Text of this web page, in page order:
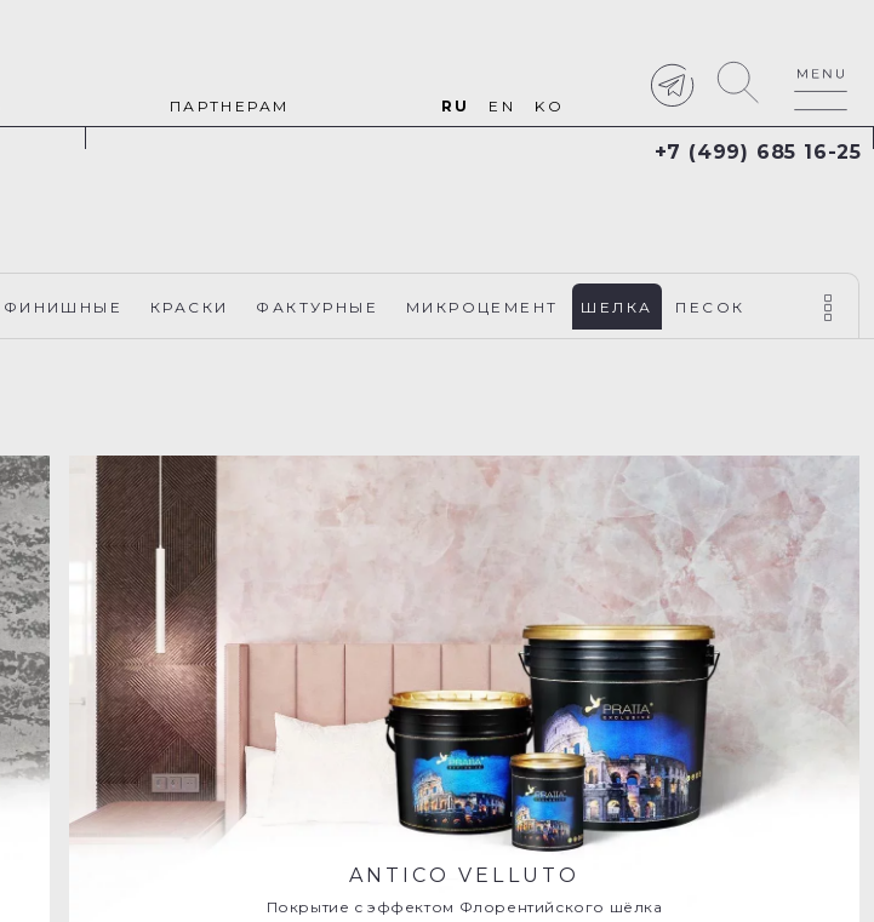
ПАРТНЕРАМ RU EN KO
+7 (499) 685 16-25
ФИНИШНЫЕ КРАСКИ ФАКТУРНЫЕ МИКРОЦЕМЕНТ ШЕЛКА ПЕСОК
ANTICO VELLUTO
Покрытие с эффектом Флорентийского шёлка